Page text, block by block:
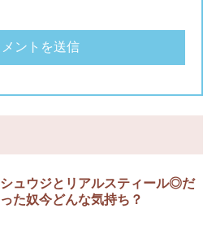
シュウジとリアルスティール◎だ
った奴今どんな気持ち？